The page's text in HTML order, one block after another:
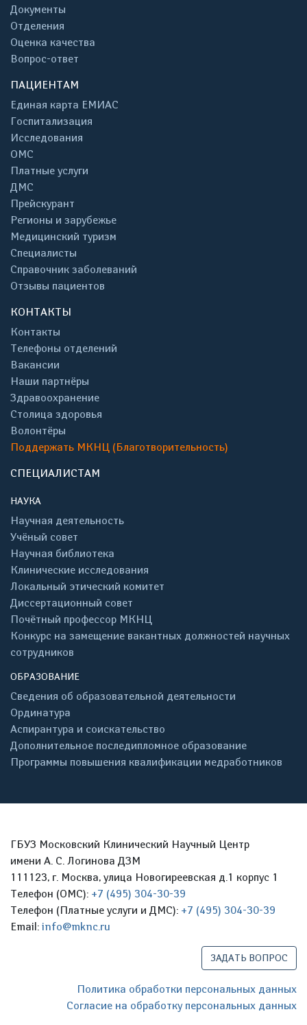
Документы
Отделения
Оценка качества
Вопрос-ответ
ПАЦИЕНТАМ
Единая карта ЕМИАС
Госпитализация
Исследования
ОМС
Платные услуги
ДМС
Прейскурант
Регионы и зарубежье
Медицинский туризм
Специалисты
Справочник заболеваний
Отзывы пациентов
КОНТАКТЫ
Контакты
Телефоны отделений
Вакансии
Наши партнёры
Здравоохранение
Столица здоровья
Волонтёры
Поддержать МКНЦ (Благотворительность)
СПЕЦИАЛИСТАМ
НАУКА
Научная деятельность
Учёный совет
Научная библиотека
Клинические исследования
Локальный этический комитет
Диссертационный совет
Почётный профессор МКНЦ
Конкурс на замещение вакантных должностей научных
сотрудников
ОБРАЗОВАНИЕ
Сведения об образовательной деятельности
Ординатура
Аспирантура и соискательство
Дополнительное последипломное образование
Программы повышения квалификации медработников
ГБУЗ Московский Клинический Научный Центр
имени А. С. Логинова ДЗМ
111123, г. Москва, улица Новогиреевская д.1 корпус 1
Телефон (ОМС): +7 (495) 304-30-39
Телефон (Платные услуги и ДМС): +7 (495) 304-30-39
Email: info@mknc.ru
ЗАДАТЬ ВОПРОС
Политика обработки персональных данных
Согласие на обработку персональных данных